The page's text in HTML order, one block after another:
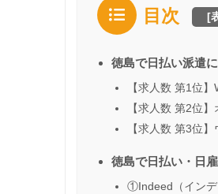
目次 [
徳島で日払い派遣
【求人数 第1位
【求人数 第2位
【求人数 第3位
徳島で日払い・日
①Indeed（インデ